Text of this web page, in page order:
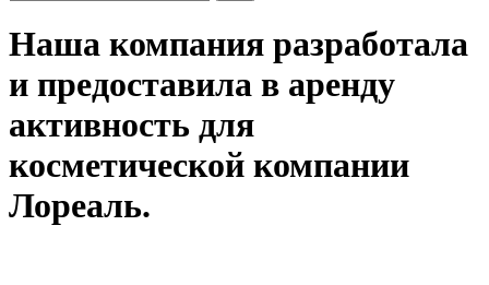
Наша компания разработала
и предоставила в аренду
активность для
косметической компании
Лореаль.